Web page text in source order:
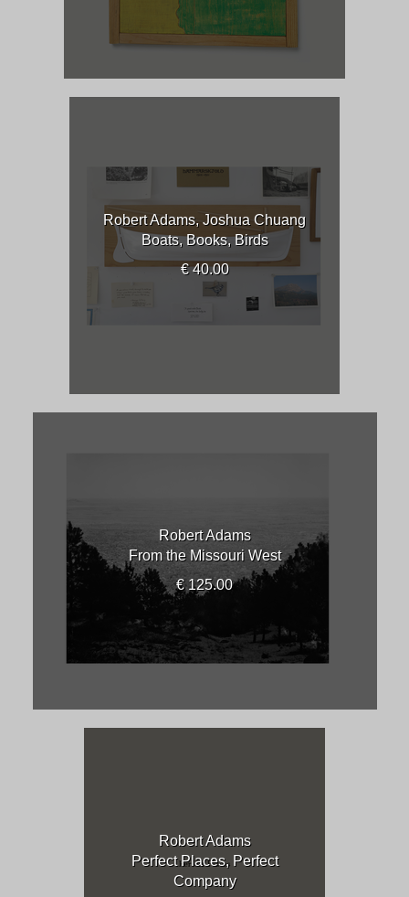
Robert Adams, Joshua Chuang
Boats, Books, Birds
€ 40.00
Robert Adams
From the Missouri West
€ 125.00
Robert Adams
Perfect Places, Perfect
Company